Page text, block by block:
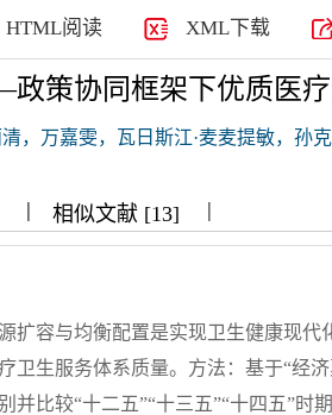
下载排名
浏览排名
HTML阅读 XML下载
策协同框架下优质医
，万嘉雯，瓦日斯江·麦麦提敏，孙克
|||| 相似文献 [13] |||
扩容与均衡配置是实现卫生健康现
卫生服务体系质量。方法：基于“
并比较“十二五”“十三五”“十四五”